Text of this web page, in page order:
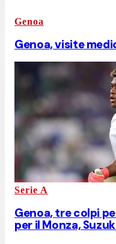
Genoa
Genoa, visite
Serie A
Genoa, tre colpi
per il Monza,